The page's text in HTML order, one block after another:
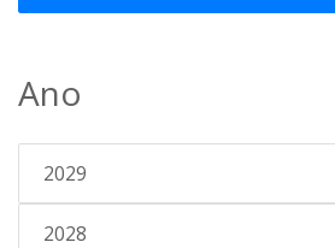
Ano
2029
2028